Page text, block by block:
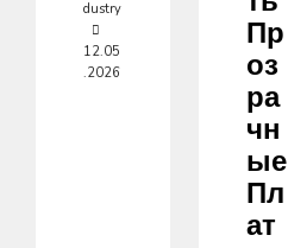
dustry
12.05
.2026
Пр
Оз
Ра
Чн
Ые
Пл
Ат